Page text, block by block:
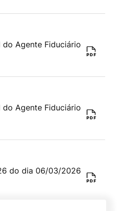
Agente Fiduciário
Agente Fiduciário
do dia 06/03/2026